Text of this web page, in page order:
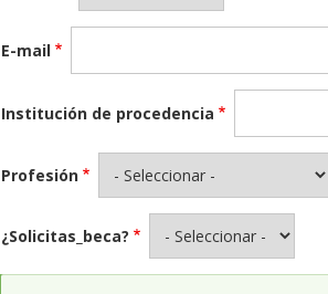
E-mail
Institución de procedencia
Profesión
¿Solicitas_beca?